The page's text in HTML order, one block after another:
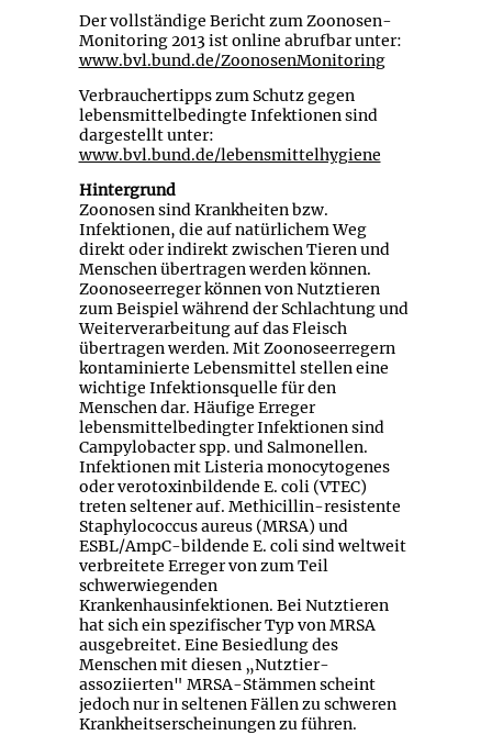
Der vollständige Bericht zum Zoonosen-
Monitoring 2013 ist online abrufbar unter:
www.bvl.bund.de/ZoonosenMonitoring
Verbrauchertipps zum Schutz gegen
lebensmittelbedingte Infektionen sind
dargestellt unter:
www.bvl.bund.de/lebensmittelhygiene
Hintergrund
Zoonosen sind Krankheiten bzw.
Infektionen, die auf natürlichem Weg
direkt oder indirekt zwischen Tieren und
Menschen übertragen werden können.
Zoonoseerreger können von Nutztieren
zum Beispiel während der Schlachtung und
Weiterverarbeitung auf das Fleisch
übertragen werden. Mit Zoonoseerregern
kontaminierte Lebensmittel stellen eine
wichtige Infektionsquelle für den
Menschen dar. Häufige Erreger
lebensmittelbedingter Infektionen sind
Campylobacter spp. und Salmonellen.
Infektionen mit Listeria monocytogenes
oder verotoxinbildende E. coli (VTEC)
treten seltener auf. Methicillin-resistente
Staphylococcus aureus (MRSA) und
ESBL/AmpC-bildende E. coli sind weltweit
verbreitete Erreger von zum Teil
schwerwiegenden
Krankenhausinfektionen. Bei Nutztieren
hat sich ein spezifischer Typ von MRSA
ausgebreitet. Eine Besiedlung des
Menschen mit diesen „Nutztier-
assoziierten" MRSA-Stämmen scheint
jedoch nur in seltenen Fällen zu schweren
Krankheitserscheinungen zu führen.